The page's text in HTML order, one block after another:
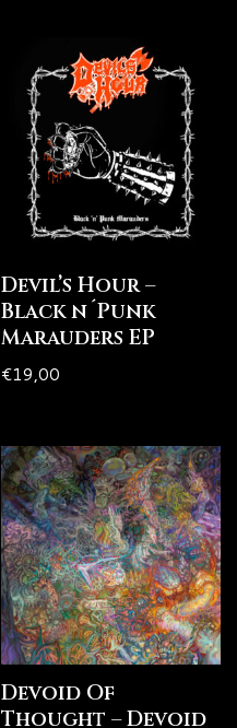
Devil’s Hour –
Black n´Punk
Marauders EP
€19,00
Devoid Of
Thought – Devoid